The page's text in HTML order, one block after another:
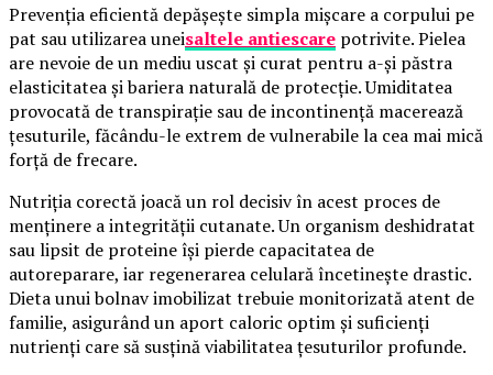
Prevenția eficientă depășește simpla mișcare a corpului pe
pat sau utilizarea uneisaltele antiescare potrivite. Pielea
are nevoie de un mediu uscat și curat pentru a-și păstra
elasticitatea și bariera naturală de protecție. Umiditatea
provocată de transpirație sau de incontinență macerează
țesuturile, făcându-le extrem de vulnerabile la cea mai mică
forță de frecare.
Nutriția corectă joacă un rol decisiv în acest proces de
menținere a integrității cutanate. Un organism deshidratat
sau lipsit de proteine își pierde capacitatea de
autoreparare, iar regenerarea celulară încetinește drastic.
Dieta unui bolnav imobilizat trebuie monitorizată atent de
familie, asigurând un aport caloric optim și suficienți
nutrienți care să susțină viabilitatea țesuturilor profunde.